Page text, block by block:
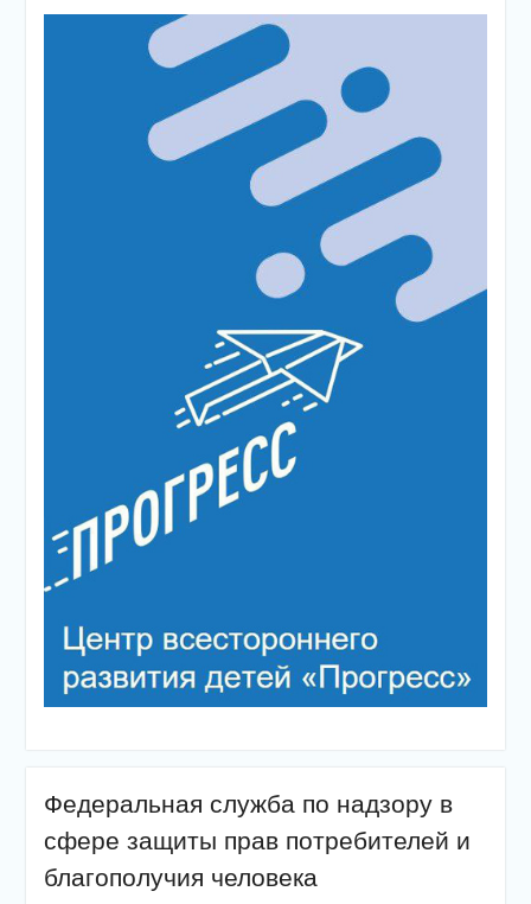
Федеральная служба по надзору в
сфере защиты прав потребителей и
благополучия человека